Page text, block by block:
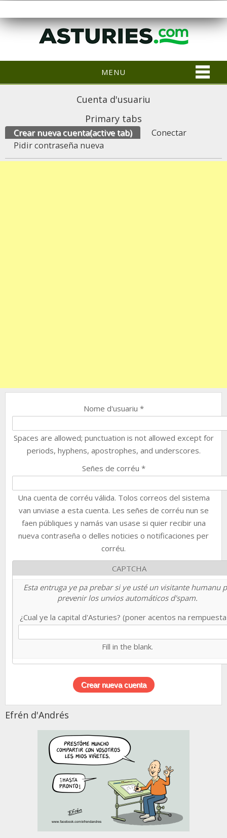
MENU
Cuenta d'usuariu
Primary tabs
Crear nueva cuenta(active tab)
Conectar
Pidir contraseña nueva
Nome d'usuariu *
Spaces are allowed; punctuation is not allowed except for
periods, hyphens, apostrophes, and underscores.
Señes de corréu *
Una cuenta de corréu válida. Tolos correos del sistema
van unviase a esta cuenta. Les señes de corréu nun se
faen públiques y namás van usase si quier recibir una
nueva contraseña o delles noticies o notificaciones per
corréu.
CAPTCHA
Esta entruga ye pa prebar si ye usté un visitante humanu
prevenir los unvios automáticos d'spam.
¿Cual ye la capital d'Asturies? (poner acentos na
Fill in the blank.
Efrén d'Andrés